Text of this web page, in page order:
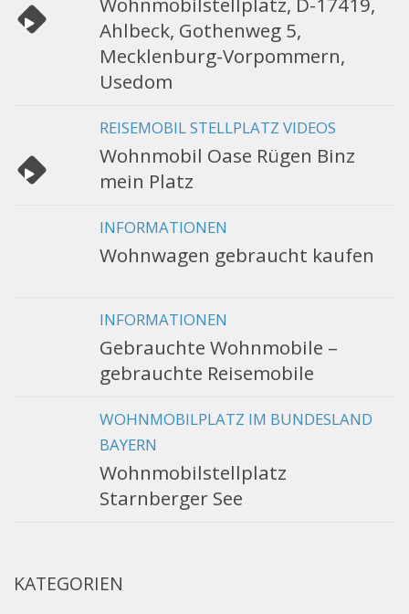
Ahlbeck, Gothenweg 5,
Mecklenburg-Vorpommern,
Usedom
REISEMOBIL STELLPLATZ VIDEOS
Wohnmobil Oase Rügen Binz
mein Platz
INFORMATIONEN
Wohnwagen gebraucht kaufen
INFORMATIONEN
Gebrauchte Wohnmobile –
gebrauchte Reisemobile
WOHNMOBILPLATZ IM BUNDESLAND
BAYERN
Wohnmobilstellplatz
Starnberger See
KATEGORIEN